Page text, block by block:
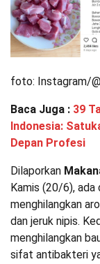
foto: Instagram/
Baca Juga : 39
Indonesia:
Depan Profesi
Dilaporkan
Kamis (20/6), ada
menghilangkan
dan jeruk nipis.
menghilangkan
sifat antibakteri